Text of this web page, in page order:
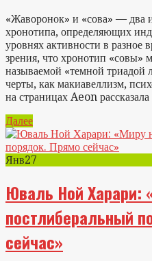
«Жаворонок» и «сова» — два
хронотипа, определяющих
уровнях активности в разное
зрения, что хронотип «совы»
называемой «темной
черты, как макиавеллизм,
на страницах Aeon рассказала
Далее
Янв27
Юваль Ной Харари:
постлиберальный
сейчас»